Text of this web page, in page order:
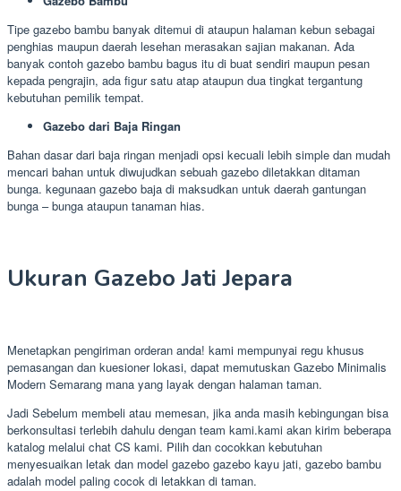
Tipe gazebo bambu banyak ditemui di ataupun halaman kebun sebagai
penghias maupun daerah lesehan merasakan sajian makanan. Ada
banyak contoh gazebo bambu bagus itu di buat sendiri maupun pesan
kepada pengrajin, ada figur satu atap ataupun dua tingkat tergantung
kebutuhan pemilik tempat.
Gazebo dari Baja Ringan
Bahan dasar dari baja ringan menjadi opsi kecuali lebih simple dan mudah
mencari bahan untuk diwujudkan sebuah gazebo diletakkan ditaman
bunga. kegunaan gazebo baja di maksudkan untuk daerah gantungan
bunga – bunga ataupun tanaman hias.
Ukuran Gazebo Jati Jepara
Menetapkan pengiriman orderan anda! kami mempunyai regu khusus
pemasangan dan kuesioner lokasi, dapat memutuskan Gazebo Minimalis
Modern Semarang mana yang layak dengan halaman taman.
Jadi Sebelum membeli atau memesan, jika anda masih kebingungan bisa
berkonsultasi terlebih dahulu dengan team kami.kami akan kirim beberapa
katalog melalui chat CS kami. Pilih dan cocokkan kebutuhan
menyesuaikan letak dan model gazebo gazebo kayu jati, gazebo bambu
adalah model paling cocok di letakkan di taman.